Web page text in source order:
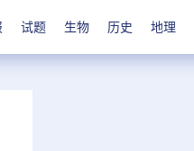
试题 生物 历史 地理